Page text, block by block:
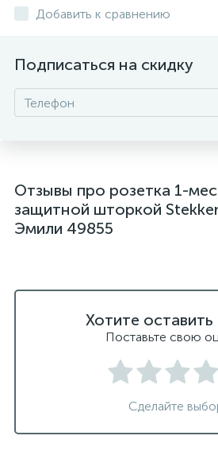
Добавить к сравнению
Подписаться на скидку
Отзывы про розетка 1-
защитной шторкой
Эмили 49855
Хотите оставить
Поставьте свою
Сделайте